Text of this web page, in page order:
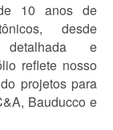
10 anos de
desde
e
reflete nosso
projetos para
Bauducco e